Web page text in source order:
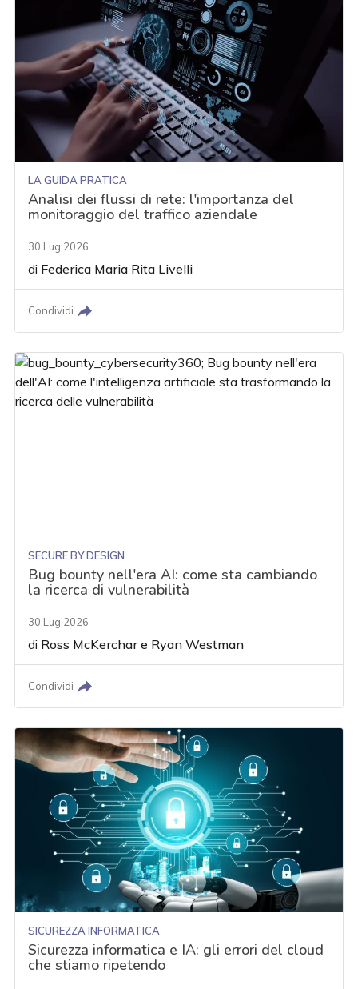
LA GUIDA PRATICA
Analisi dei flussi di rete: l'importanza del
monitoraggio del traffico aziendale
30 Lug 2026
di Federica Maria Rita Livelli
Condividi
SECURE BY DESIGN
Bug bounty nell'era AI: come sta cambiando
la ricerca di vulnerabilità
30 Lug 2026
di Ross McKerchare Ryan Westman
Condividi
SICUREZZA INFORMATICA
Sicurezza informatica e IA: gli errori del cloud
che stiamo ripetendo